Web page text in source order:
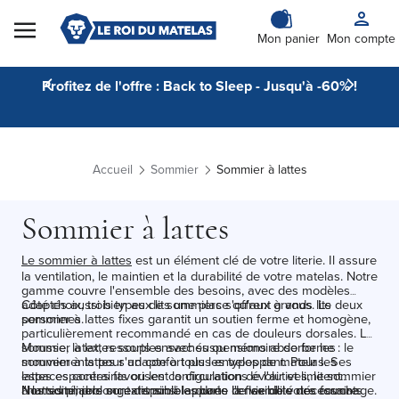
Skip to Content
Mon panier Mon compte
Profitez de l'offre : Back to Sleep - Jusqu'à -60% !
Accueil Sommier Sommier à lattes
Sommier à lattes
Le sommier à lattes est un élément clé de votre literie. Il assure
la ventilation, le maintien et la durabilité de votre matelas. Notre
gamme couvre l'ensemble des besoins, avec des modèles
adaptés aussi bien aux lits une place qu'aux grands lits deux
personnes.
Côté choix, trois types de sommiers s'offrent à vous. Le
sommier à lattes fixes garantit un soutien ferme et homogène,
particulièrement recommandé en cas de douleurs dorsales. Le
sommier à lattes souples avec suspensions absorbe les
mouvements pour un confort plus enveloppant. Pour les
espaces contraints ou les configurations évolutives, le sommier
à lattes pliable ou extensible apporte la flexibilité nécessaire.
Mousse, latex, ressorts ensachés ou mémoire de forme : le
sommier à lattes s'adapte à tous les types de matelas. Ses
lattes espacées favorisent la circulation de l'air et limitent
l'humidité, prolongeant ainsi la durée de vie de votre couchage.
Nos sommiers sont disponibles dans l'ensemble des formats